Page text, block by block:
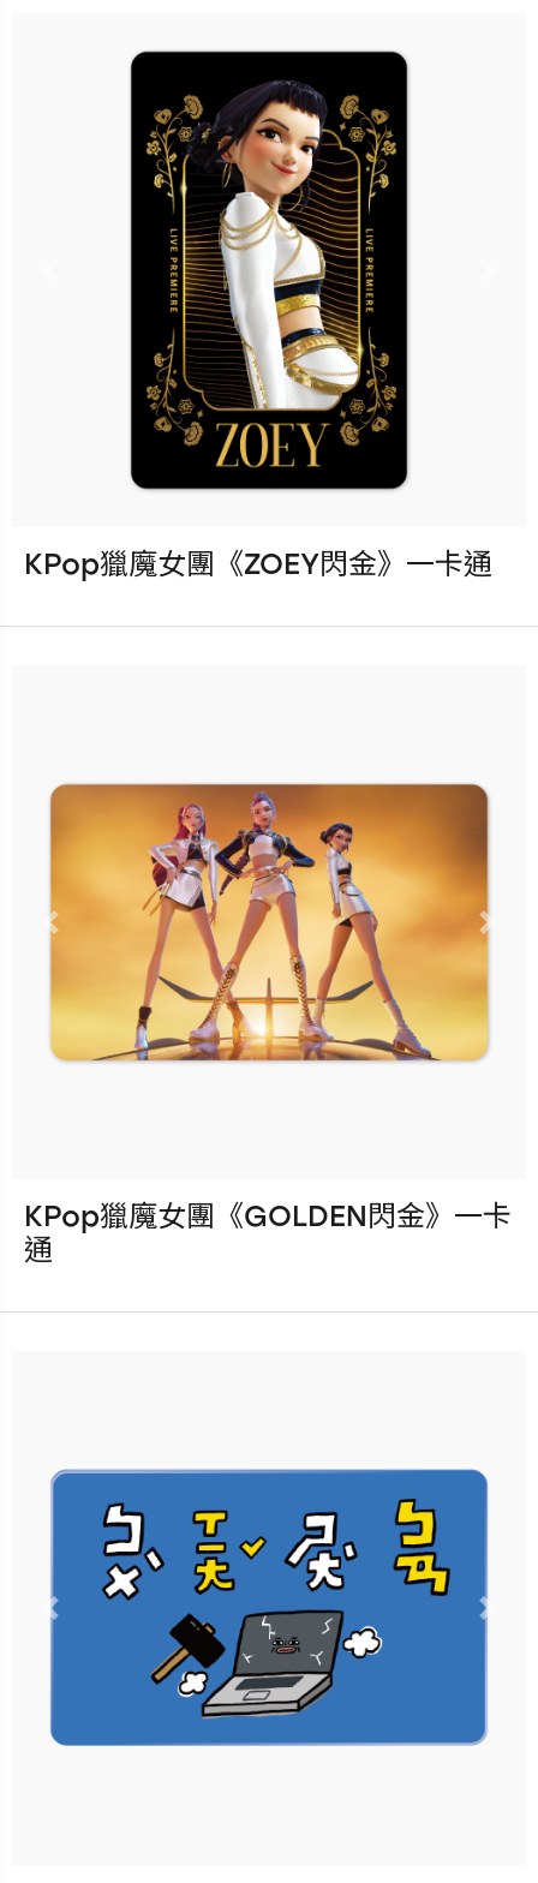
立即購買
更多銷售據點
發行：2026-08-05
卡種：一卡通儲值卡-普通卡
立即購買
更多銷售據點
KPop獵魔女團《ZOEY閃金》一卡通
Previous
發行：2026-08-05
立即購買
更多銷售據點
KPop獵魔女團《GOLDEN閃金》一卡
通
Previous